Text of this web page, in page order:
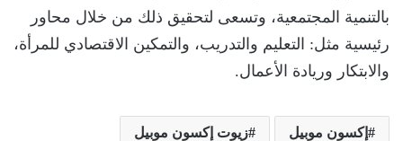
بالتنمية المجتمعية، وتسعى لتحقيق ذلك من خلال محاور
رئيسية مثل: التعليم والتدريب، والتمكين الاقتصادي للمرأة،
والابتكار وريادة الأعمال.
إكسون موبيل زيوت إكسون موبيل